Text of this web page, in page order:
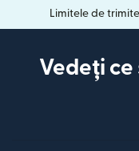
Limitele de
Vedeți